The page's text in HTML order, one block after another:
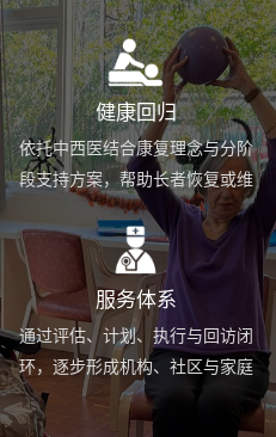
健康回归
依托中西医结合康复理念与分阶
段支持方案，帮助长者恢复或维
持身体功能，提升生活便利度。
服务体系
通过评估、计划、执行与回访闭
环，逐步形成机构、社区与家庭
场景协同的长期照护支持体系。